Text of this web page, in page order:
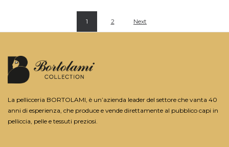
1 2 Next
La pellicceria BORTOLAMI, è un’azienda leader del settore che vanta 40
anni di esperienza, che produce e vende direttamente al pubblico capi in
pelliccia, pelle e tessuti preziosi.